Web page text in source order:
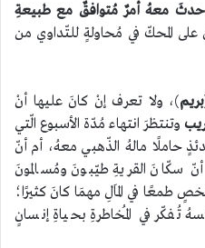
حدثَ معهُ أمرٌ مُتوافقٌ مع طبيعةِ
المحكّ في مُحاولةٍ للتّداوي من
بريم)، ولا تعرف إنْ كانَ عليها أنْ
وتنتظرَ انتهاء مُدّة الأسبوع الّتي
حاملًا مالهُ الذّهبي معهُ، أم أنّ
أنّ سكّانَ القريةِ طيّبونَ ومُسالمونَ
في المَالِ مهمَا كانَ كثيرًا؛
تُفكّر في المُخاطرةِ بحياةِ إنسانٍ